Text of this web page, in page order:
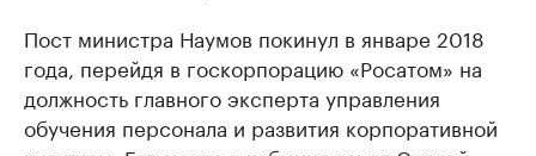
Пост министра Наумов покинул в январе 2018
года, перейдя в госкорпорацию «Росатом» на
должность главного эксперта управления
обучения персонала и развития корпоративной